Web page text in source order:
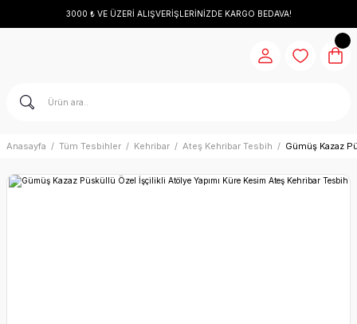
3000 ₺ VE ÜZERİ ALIŞVERİŞLERİNİZDE KARGO BEDAVA!
Anasayfa Tüm Tesbihler Kehribar Ateş Kehribar Tesbih Gümüş Kazaz